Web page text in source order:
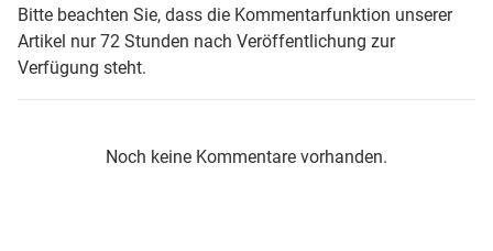
Bitte beachten Sie, dass die Kommentarfunktion unserer
Artikel nur 72 Stunden nach Veröffentlichung zur
Verfügung steht.
Noch keine Kommentare vorhanden.